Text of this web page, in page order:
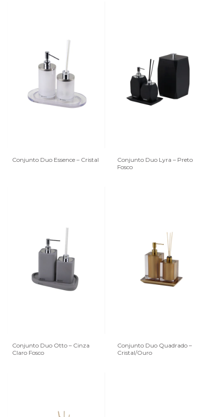
Conjunto Duo Essence – Cristal
Conjunto Duo Lyra – Preto
Fosco
Conjunto Duo Otto – Cinza
Claro Fosco
Conjunto Duo Quadrado –
Cristal/Ouro